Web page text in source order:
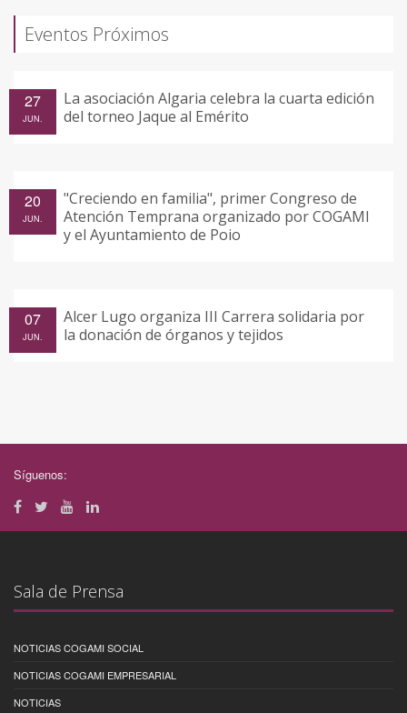
Eventos Próximos
La asociación Algaria celebra la cuarta edición
del torneo Jaque al Emérito
27
JUN.
"Creciendo en familia", primer Congreso de
Atención Temprana organizado por COGAMI
y el Ayuntamiento de Poio
20
JUN.
Alcer Lugo organiza III Carrera solidaria por
la donación de órganos y tejidos
07
JUN.
Síguenos:
Sala de Prensa
NOTICIAS COGAMI SOCIAL
NOTICIAS COGAMI EMPRESARIAL
NOTICIAS